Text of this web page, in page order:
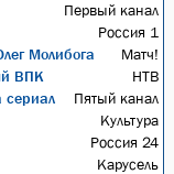
Первый канал
Россия 1
Молибога Матч!
ВПК НТВ
сериал Пятый канал
Культура
Россия 24
Карусель